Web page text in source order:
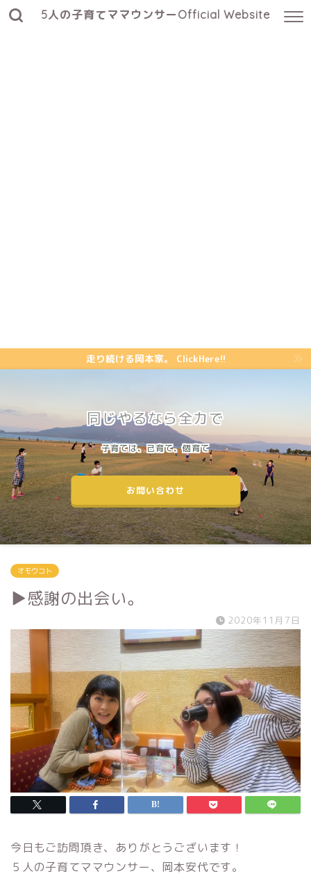
5人の子育てママウンサーOfficial Website
走り続ける岡本家。 ClickHere!!
同じやるなら全力で
子育ては、己育て、個育て
お問い合わせ
オモウコト
▶︎感謝の出会い。
2020年11月7日
今日もご訪問頂き、ありがとうございます！
５人の子育てママウンサー、岡本安代です。